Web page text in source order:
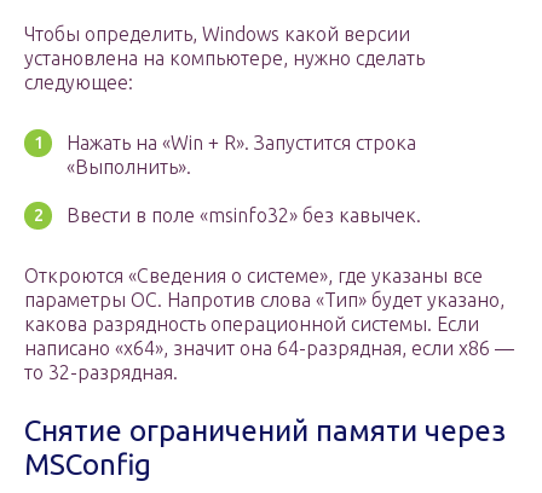
Чтобы определить, Windows какой версии
установлена на компьютере, нужно сделать
следующее:
Нажать на «Win + R». Запустится строка
«Выполнить».
Ввести в поле «msinfo32» без кавычек.
Откроются «Сведения о системе», где указаны все
параметры ОС. Напротив слова «Тип» будет указано,
какова разрядность операционной системы. Если
написано «х64», значит она 64-разрядная, если х86 —
то 32-разрядная.
Снятие ограничений памяти через
MSConfig